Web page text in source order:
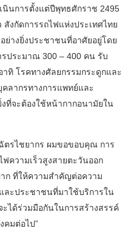
นินการตั้งแต่ปีพุทธศักราช 2495
งกัดการรถไฟแห่งประเทศไทย
ย่างยิ่งประชาชนที่อาศัยอยู่โดย
ประมาณ 300 – 400 คน รับ
ทิ โรคทางศัลยกรรมกระดูกและ
ลากรทางการแพทย์และ
ที่จะต้องใช้หน้ากากอนามัยใน
ตรไชยากร ผมขอขอบคุณ การ
ความเร็วสูงสายตะวันออก
ก ที่ให้ความสำคัญต่อความ
ละประชาชนที่มาใช้บริการใน
ะได้ร่วมมือกันในการสร้างสรรค์
คมต่อไป”